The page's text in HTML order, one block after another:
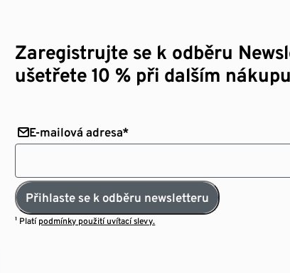
Zaregistrujte se k odběru
ušetřete 10 % při dalším
E-mailová adresa*
Přihlaste se k odběru newsletteru
¹ Platí podmínky použití uvítací slevy.